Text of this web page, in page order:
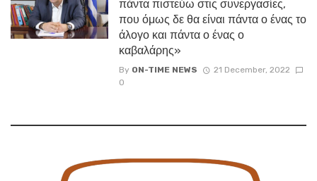
πάντα πιστεύω στις συνεργασίες,
που όμως δε θα είναι πάντα ο ένας το
άλογο και πάντα ο ένας ο
καβαλάρης»
By ON-TIME NEWS
21 December, 2022
0